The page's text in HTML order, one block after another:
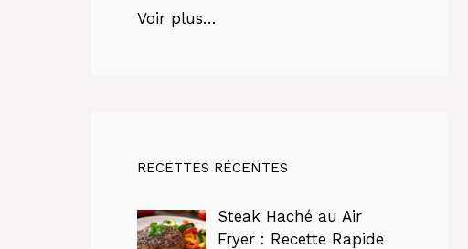
Voir plus…
RECETTES RÉCENTES
Steak Haché au Air
Fryer : Recette Rapide